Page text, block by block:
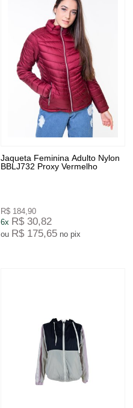
Jaqueta Feminina Adulto Nylon
BBLJ732 Proxy Vermelho
R$ 184,90
6x R$ 30,82
ou R$ 175,65 no pix